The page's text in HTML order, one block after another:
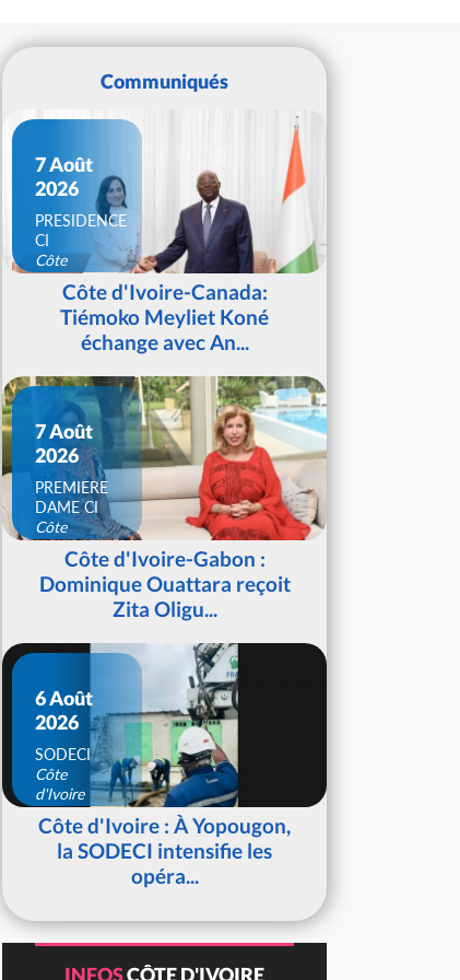
Communiqués
7 Août
2026
PRESIDENCE
CI
Côte
d'IvoireCôte d'Ivoire-Canada:
Tiémoko Meyliet Koné
échange avec An...
7 Août
2026
PREMIERE
DAME CI
Côte
d'IvoireCôte d'Ivoire-Gabon :
Dominique Ouattara reçoit
Zita Oligu...
6 Août
2026
SODECI
Côte
d'Ivoire
Côte d'Ivoire : À Yopougon,
la SODECI intensifie les
opéra...
INFOSCÔTE D'IVOIRE